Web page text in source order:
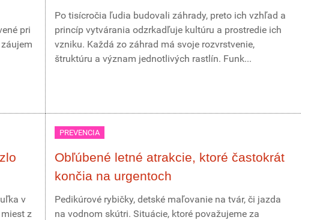
pri
Po tisícročia ľudia budovali záhrady, preto ich vzhľad a
princíp vytvárania odzrkadľuje kultúru a prostredie ich
vzniku. Každá zo záhrad má svoje rozvrstvenie,
štruktúru a význam jednotlivých rastlín. Funk...
v
z
PREVENCIA
Obľúbené letné atrakcie, ktoré častokrát
končia na urgentoch
Pedikúrové rybičky, detské maľovanie na tvár, či jazda
na vodnom skútri. Situácie, ktoré považujeme za